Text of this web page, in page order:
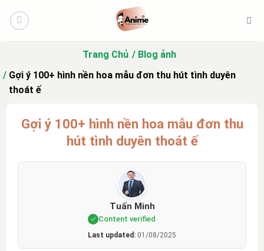
qua
Trang Chủ
Blog ảnh
Gợi ý 100+ hình nền hoa mẫu đơn thu hút tình duyên
thoát ế
Gợi ý 100+ hình nền hoa mẫu đơn thu
hút tình duyên thoát ế
Tuấn Minh
Content verified
Last updated: 01/08/2025